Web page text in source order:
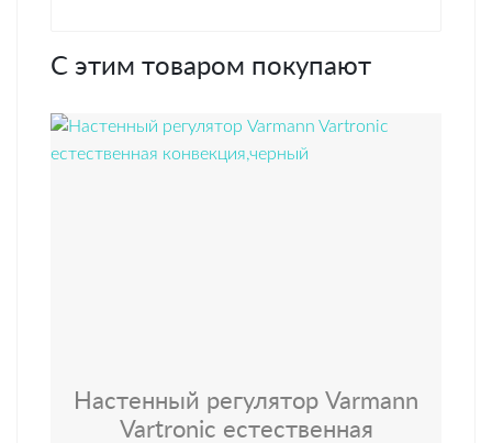
С этим товаром покупают
Настенный регулятор Varmann
Vartronic естественная